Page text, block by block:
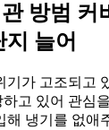
방범 커
늘어
기가 고조되고
고 있어 관심
해 냉기를 없애